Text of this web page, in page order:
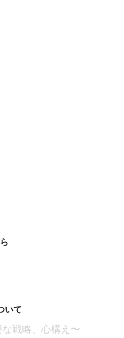
いて
戦略、心構え〜